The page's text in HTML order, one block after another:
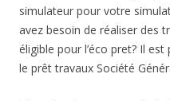
simulateur pour votre
avez besoin de réaliser des
éligible pour l’éco pret? Il
le prêt travaux Société